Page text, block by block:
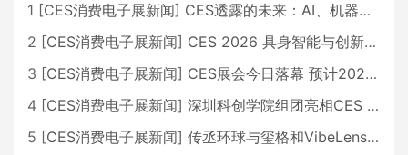
1 [CES消费电子展新闻] CES透露的未来：AI、机器人与智能生活大爆发
2 [CES消费电子展新闻] CES 2026 具身智能与创新领域 中国公司大放异彩
3 [CES消费电子展新闻] CES展会今日落幕 预计2026行业收入将超五千亿美元
4 [CES消费电子展新闻] 深圳科创学院组团亮相CES 广受好评
5 [CES消费电子展新闻] 传丞环球与玺格和VibeLens共同推出全新耳机